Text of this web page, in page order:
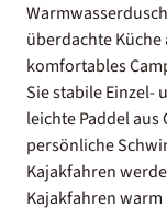
überdachte
komfortables
Sie stabile Einzel-
leichte Paddel
persönliche
Kajakfahren
Kajakfahren